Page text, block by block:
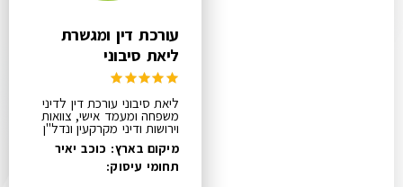
עורכת דין ומגשרת
ליאת סיבוני
ליאת סיבוני עורכת דין לדיני
משפחה ומעמד אישי, צוואות
וירושות ודיני מקרקעין ונדל"ן
מיקום בארץ: כוכב יאיר
תחומי עיסוק: